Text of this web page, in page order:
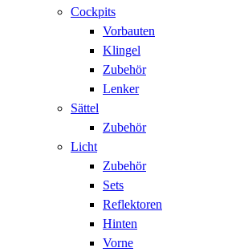
Cockpits
Vorbauten
Klingel
Zubehör
Lenker
Sättel
Zubehör
Licht
Zubehör
Sets
Reflektoren
Hinten
Vorne